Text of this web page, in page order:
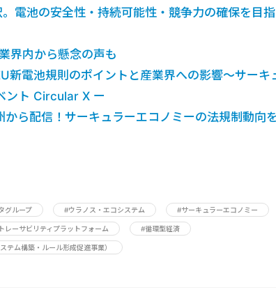
電池の安全性・持続可能性・競争力の確保を目指
界内から懸念の声も
新電池規則のポイントと産業界への影響～サーキ
ント Circular X ー
から配信！サーキュラーエコノミーの法規制動向を
グループ #ウラノス・エコシステム #サーキュラーエコノミー
レーサビリティプラットフォーム #循環型経済
テム構築・ルール形成促進事業）